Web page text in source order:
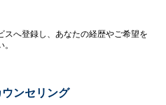
スへ登録し、あなたの経歴やご希望を
ンセリング